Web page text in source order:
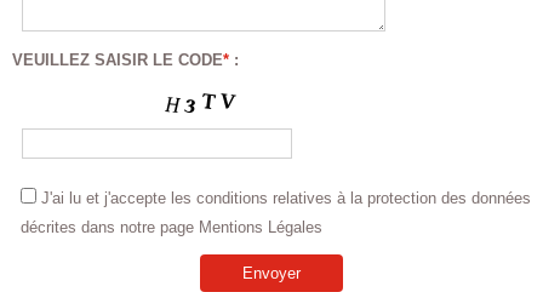
VEUILLEZ SAISIR LE CODE* :
J'ai lu et j'accepte les conditions relatives à la protection des données
décrites dans notre page Mentions Légales